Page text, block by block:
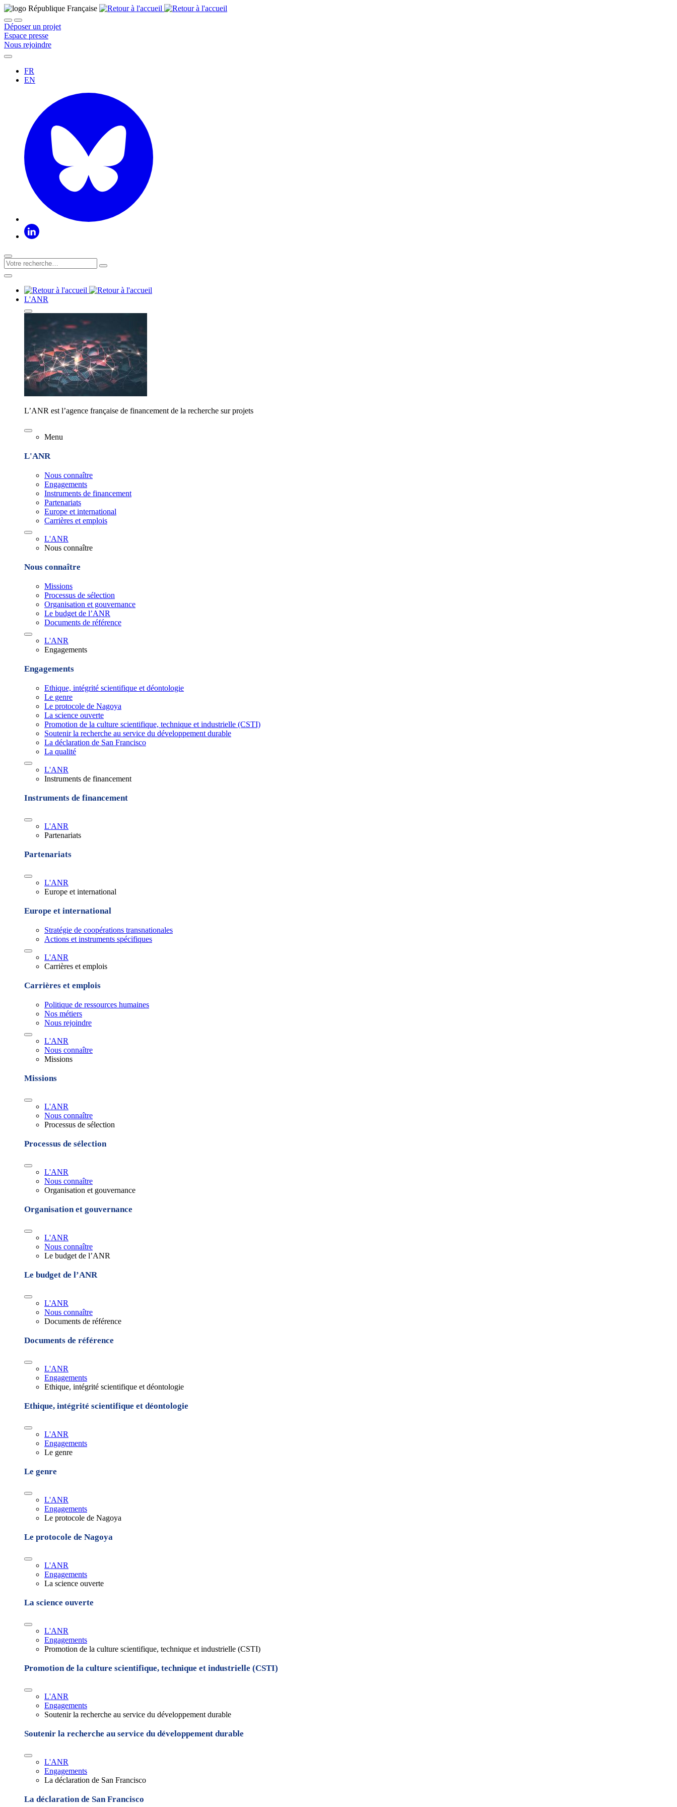
Déposer un projet
Espace presse
Nous rejoindre
FR
EN
L'ANR
L’ANR est l’agence française de financement de la recherche sur projets
Menu
L'ANR
Nous connaître
Engagements
Instruments de financement
Partenariats
Europe et international
Carrières et emplois
L'ANR
Nous connaître
Nous connaître
Missions
Processus de sélection
Organisation et gouvernance
Le budget de l’ANR
Documents de référence
L'ANR
Engagements
Engagements
Ethique, intégrité scientifique et déontologie
Le genre
Le protocole de Nagoya
La science ouverte
Promotion de la culture scientifique, technique et industrielle (CSTI)
Soutenir la recherche au service du développement durable
La déclaration de San Francisco
La qualité
L'ANR
Instruments de financement
Instruments de financement
L'ANR
Partenariats
Partenariats
L'ANR
Europe et international
Europe et international
Stratégie de coopérations transnationales
Actions et instruments spécifiques
L'ANR
Carrières et emplois
Carrières et emplois
Politique de ressources humaines
Nos métiers
Nous rejoindre
L'ANR
Nous connaître
Missions
Missions
L'ANR
Nous connaître
Processus de sélection
Processus de sélection
L'ANR
Nous connaître
Organisation et gouvernance
Organisation et gouvernance
L'ANR
Nous connaître
Le budget de l’ANR
Le budget de l’ANR
L'ANR
Nous connaître
Documents de référence
Documents de référence
L'ANR
Engagements
Ethique, intégrité scientifique et déontologie
Ethique, intégrité scientifique et déontologie
L'ANR
Engagements
Le genre
Le genre
L'ANR
Engagements
Le protocole de Nagoya
Le protocole de Nagoya
L'ANR
Engagements
La science ouverte
La science ouverte
L'ANR
Engagements
Promotion de la culture scientifique, technique et industrielle (CSTI)
Promotion de la culture scientifique, technique et industrielle (CSTI)
L'ANR
Engagements
Soutenir la recherche au service du développement durable
Soutenir la recherche au service du développement durable
L'ANR
Engagements
La déclaration de San Francisco
La déclaration de San Francisco